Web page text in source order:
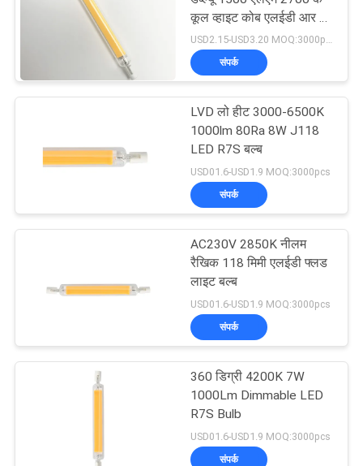
ओवरसीज़ एडिसन बल्ब
230V एलईडी पट्टी
कूल व्हाइट कोब एलईडी आर 7
एस स्लिम
USD2.15-USD3.20 MOQ:3000pcs
संपर्क
LVD लो हीट 3000-6500K
1000lm 80Ra 8W J118
LED R7S बल्ब
USD01.6-USD1.9 MOQ:3000pcs
संपर्क
AC230V 2850K नीलम
रैखिक 118 मिमी एलईडी फ्लड
लाइट बल्ब
USD01.6-USD1.9 MOQ:3000pcs
संपर्क
360 डिग्री 4200K 7W
1000Lm Dimmable LED
R7S Bulb
USD01.6-USD1.9 MOQ:3000pcs
संपर्क